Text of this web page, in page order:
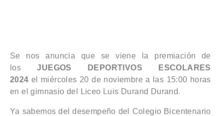
Se nos anuncia que se viene la premiación de
losJUEGOS DEPORTIVOS ESCOLARES
2024 el miércoles 20 de noviembre a las 15:00 horas
en el gimnasio del Liceo Luis Durand Durand.
Ya sabemos del desempeño del Colegio Bicentenario